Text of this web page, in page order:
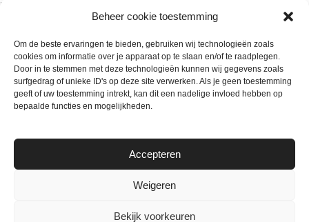
Beheer cookie toestemming
Om de beste ervaringen te bieden, gebruiken wij technologieën zoals
cookies om informatie over je apparaat op te slaan en/of te raadplegen.
Door in te stemmen met deze technologieën kunnen wij gegevens zoals
surfgedrag of unieke ID's op deze site verwerken. Als je geen toestemming
geeft of uw toestemming intrekt, kan dit een nadelige invloed hebben op
bepaalde functies en mogelijkheden.
Accepteren
Weigeren
Bekijk voorkeuren
Nieuwsbrief
E-mailadres
First Name
Last Name